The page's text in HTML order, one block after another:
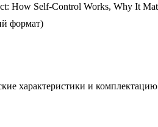
How Self-Control Works, Why It
формат)
характеристики и